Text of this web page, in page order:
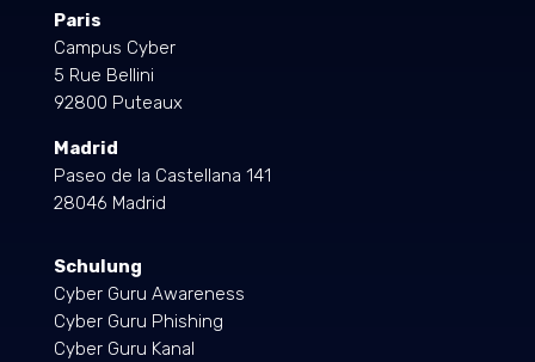
Paris
Campus Cyber
5 Rue Bellini
92800 Puteaux
Madrid
Paseo de la Castellana 141
28046 Madrid
Schulung
Cyber Guru Awareness
Cyber Guru Phishing
Cyber Guru Kanal